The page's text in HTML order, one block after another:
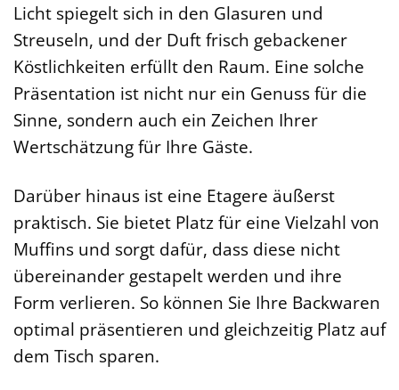
Licht spiegelt sich in den Glasuren und
Streuseln, und der Duft frisch gebackener
Köstlichkeiten erfüllt den Raum. Eine solche
Präsentation ist nicht nur ein Genuss für die
Sinne, sondern auch ein Zeichen Ihrer
Wertschätzung für Ihre Gäste.
Darüber hinaus ist eine Etagere äußerst
praktisch. Sie bietet Platz für eine Vielzahl von
Muffins und sorgt dafür, dass diese nicht
übereinander gestapelt werden und ihre
Form verlieren. So können Sie Ihre Backwaren
optimal präsentieren und gleichzeitig Platz auf
dem Tisch sparen.